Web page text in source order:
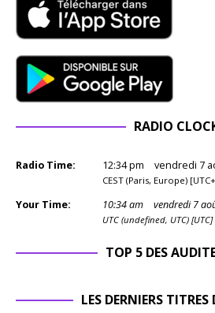
RADIO
Radio Time: 12:34pm vendredi 7
CEST (Paris, Europe)
Your Time: 10:34am vendredi 7
UTC (undefined, UTC) [UTC]
TOP 5 DES
LES DERNIERS TITRES